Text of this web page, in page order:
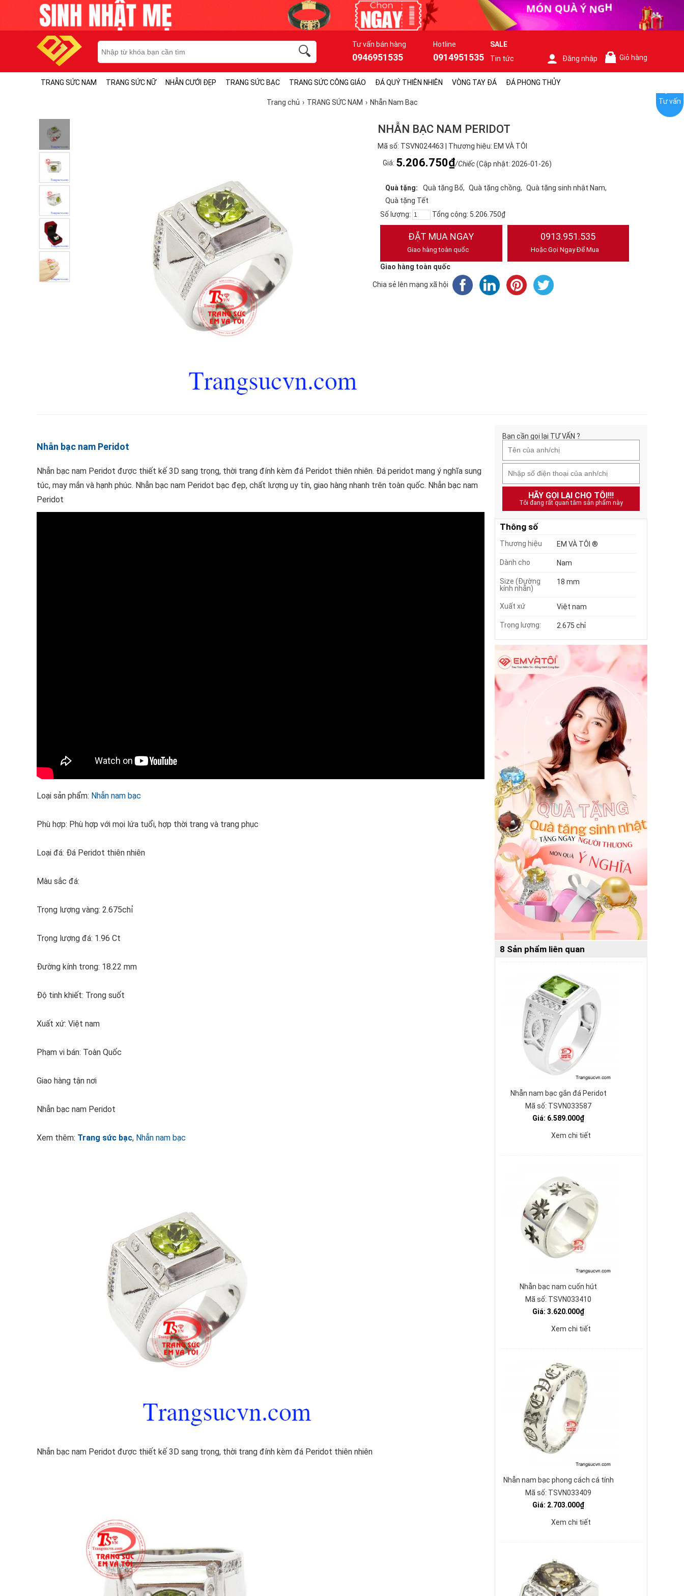
Tư vấn bán hàng
0946951535
Hotline
0914951535
SALE
Tin tức
Đăng nhập Giỏ hàng
TRANG SỨC NAM TRANG SỨC NỮ NHẪN CƯỚI ĐẸP TRANG SỨC BẠC TRANG SỨC CÔNG GIÁO ĐÁ QUÝ THIÊN NHIÊN VÒNG TAY ĐÁ ĐÁ PHONG THỦY
Trang chủ TRANG SỨC NAM Nhẫn Nam Bạc
NHẪN BẠC NAM PERIDOT
Mã số: TSVN024463 | Thương hiệu: EM VÀ TÔI
Giá: 5.206.750₫/Chiếc(Cập nhật: 2026-01-26)
Quà tặng: Quà tặng Bố Quà tặng chồng
Quà tặng sinh nhật Nam
Quà tặng Tết
Số lượng:
Tổng cộng: 5.206.750₫
ĐẶT MUA NGAY
Giao hàng toàn quốc
0913.951.535
Hoặc Gọi Ngay Để Mua
Giao hàng toàn quốc
Chia sẻ lên mạng xã hội
Nhẫn bạc nam Peridot
Nhẫn bạc nam Peridot được thiết kế 3D sang trọng, thời trang đính kèm đá Peridot thiên nhiên. Đá peridot mang ý nghĩa sung
túc, may mắn và hạnh phúc. Nhẫn bạc nam Peridot bạc đẹp, chất lượng uy tín, giao hàng nhanh trên toàn quốc. Nhẫn bạc nam
Peridot
Loại sản phẩm: Nhẫn nam bạc
Phù hợp: Phù hợp với mọi lứa tuổi, hợp thời trang và trang phục
Loại đá: Đá Peridot thiên nhiên
Màu sắc đá:
Trọng lượng vàng: 2.675chỉ
Trọng lượng đá: 1.96 Ct
Đường kính trong: 18.22 mm
Độ tinh khiết: Trong suốt
Xuất xứ: Việt nam
Phạm vi bán: Toàn Quốc
Giao hàng tận nơi
Nhẫn bạc nam Peridot
Xem thêm: Trang sức bạc, Nhẫn nam bạc
Nhẫn bạc nam Peridot được thiết kế 3D sang trọng, thời trang đính kèm đá Peridot thiên nhiên
Bạn cần gọi lại TƯ VẤN ?
HÃY GỌI LẠI CHO TÔI!!!
Tôi đang rất quan tâm sản phẩm này
Thông số
Thương hiệu EM VÀ TÔI ®
Dành cho Nam
Size (Đường
kính nhẫn)
18 mm
Xuất xứ Việt nam
Trọng lượng: 2.675 chỉ
8 Sản phẩm liên quan
Nhẫn nam bạc gắn đá Peridot
Mã số: TSVN033587
Giá: 6.589.000₫
Xem chi tiết
Nhẫn bạc nam cuốn hút
Mã số: TSVN033410
Giá: 3.620.000₫
Xem chi tiết
Nhẫn nam bạc phong cách cá tính
Mã số: TSVN033409
Giá: 2.703.000₫
Xem chi tiết
Tư vấn